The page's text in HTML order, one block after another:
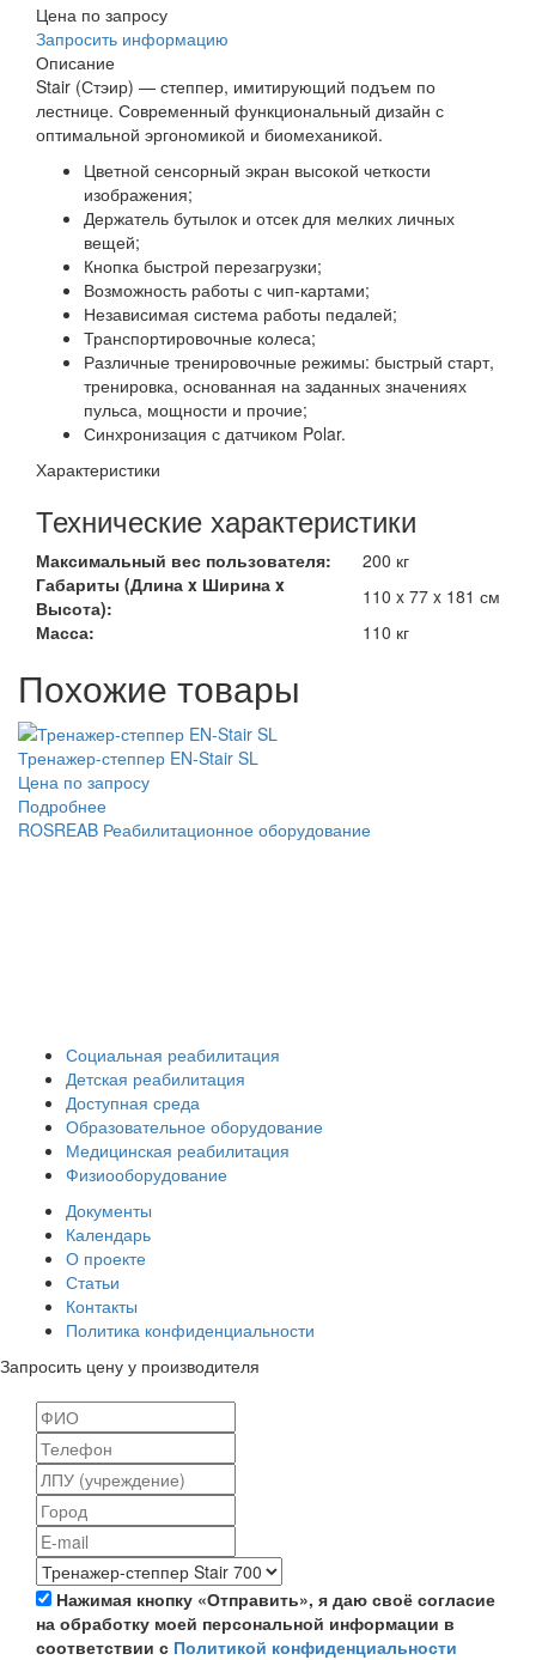
Цена по запросу
Запросить информацию
Описание
Stair (Стэир) — степпер, имитирующий подъем по
лестнице. Современный функциональный дизайн с
оптимальной эргономикой и биомеханикой.
Цветной сенсорный экран высокой четкости
изображения;
Держатель бутылок и отсек для мелких личных
вещей;
Кнопка быстрой перезагрузки;
Возможность работы с чип-картами;
Независимая система работы педалей;
Транспортировочные колеса;
Различные тренировочные режимы: быстрый старт,
тренировка, основанная на заданных значениях
пульса, мощности и прочие;
Синхронизация с датчиком Polar.
Характеристики
Технические характеристики
Максимальный вес пользователя:
200 кг
Габариты (Длина x Ширина x
Высота):
110 x 77 x 181 см
Масса:
110 кг
Похожие товары
Тренажер-степпер EN-Stair SL
Цена по запросу
Подробнее
ROSREAB Реабилитационное оборудование
Социальная реабилитация
Детская реабилитация
Доступная среда
Образовательное оборудование
Медицинская реабилитация
Физиооборудование
Документы
Календарь
О проекте
Статьи
Контакты
Политика конфиденциальности
Запросить цену у производителя
Нажимая кнопку «Отправить», я даю своё согласие
на обработку моей персональной информации в
соответствии с Политикой конфиденциальности